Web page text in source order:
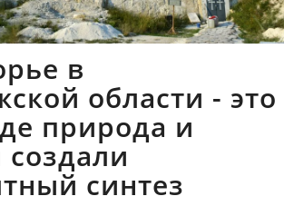
в
области - это
природа и
создали
синтез